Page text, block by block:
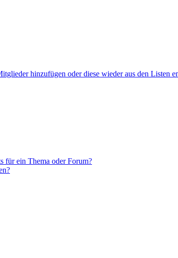
hinzufügen oder diese wieder aus den Listen
für ein Thema oder Forum?